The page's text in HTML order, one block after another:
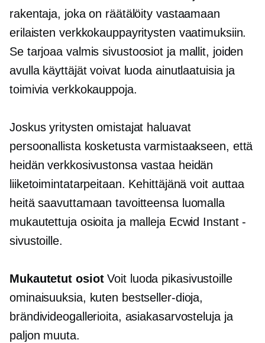
rakentaja, joka on räätälöity vastaamaan
erilaisten verkkokauppayritysten vaatimuksiin.
Se tarjoaa valmis sivustoosiot ja mallit, joiden
avulla käyttäjät voivat luoda ainutlaatuisia ja
toimivia verkkokauppoja.
Joskus yritysten omistajat haluavat
persoonallista kosketusta varmistaakseen, että
heidän verkkosivustonsa vastaa heidän
liiketoimintatarpeitaan. Kehittäjänä voit auttaa
heitä saavuttamaan tavoitteensa luomalla
mukautettuja osioita ja malleja Ecwid Instant -
sivustoille.
Mukautetut osiotVoit luoda pikasivustoille
ominaisuuksia, kuten bestseller-dioja,
brändivideogallerioita, asiakasarvosteluja ja
paljon muuta.